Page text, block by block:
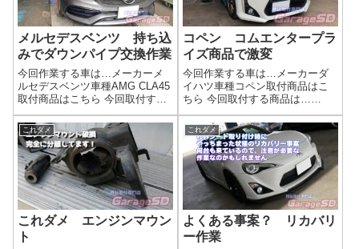
メルセデスベンツ 持ち込
みでダウンパイプ交換作業
今回作業する車は…メーカーメ
ルセデスベンツ車種AMG CLA45
取付商品はこちら 今回取付する
商品は…社外ダウンパイプ作業
写真ダウンパイプっていいます
が、国産車でいうフロントパイ
プですね(^^)/持ち込まれることが
多いですが、車種違いやグレ...
コペン コムエンタープラ
イズ商品で激変
今回作業する車は…メーカーダ
イハツ車種コペン取付商品はこ
ちら 今回取付する商品は…
CEP イルミデイライトキッ
ト エーモンフットライトキッ
ト LEDサイドスカーフプレー
トタイトルのコムエンタープラ
イズ製はイルミデイライトキッ
トだけでしたねｗ...
これダメ
これダメ エンジンマウン
ト
これダメ
よくある事案？ リカバリ
ー作業